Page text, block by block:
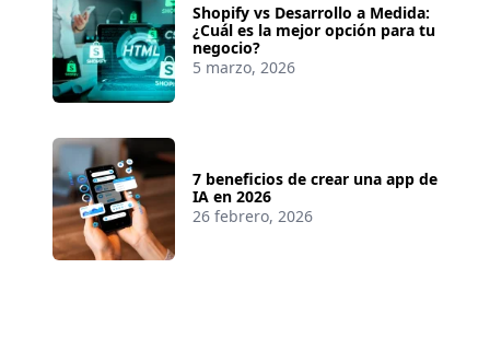
Shopify vs Desarrollo a Medida:
¿Cuál es la mejor opción para tu
negocio?
5 marzo, 2026
7 beneficios de crear una app de
IA en 2026
26 febrero, 2026